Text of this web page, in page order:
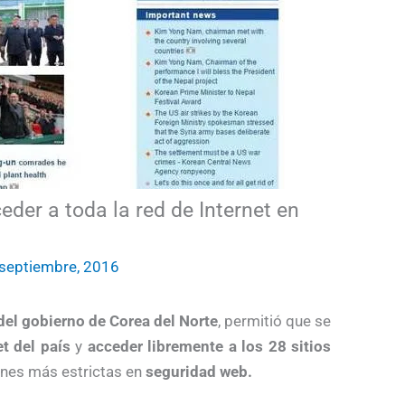
a toda la red de Internet en
2016
gobierno de Corea del Norte, permitió que se
del país y acceder libremente a los 28 sitios
más estrictas en seguridad web.